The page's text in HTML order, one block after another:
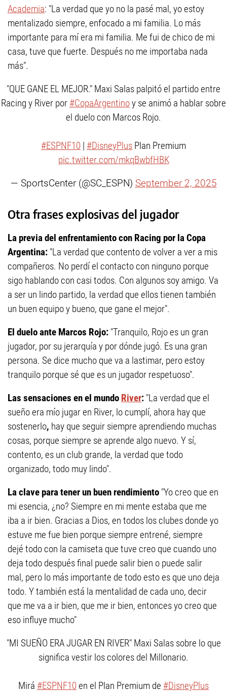
Academia: "La verdad que yo no la pasé mal, yo estoy
mentalizado siempre, enfocado a mi familia. Lo más
importante para mí era mi familia. Me fui de chico de mi
casa, tuve que fuerte. Después no me importaba nada
más".
"QUE GANE EL MEJOR." Maxi Salas palpitó el partido entre
Racing y River por #CopaArgentinoy se animó a hablar sobre
el duelo con Marcos Rojo.
#ESPNF10 | #DisneyPlus Plan Premium
pic.twitter.com/mkqBwbfHBK
— SportsCenter (@SC_ESPN) September 2, 2025
Otra frases explosivas del jugador
La previa del enfrentamiento con Racing por la Copa
Argentina: "La verdad que contento de volver a ver a mis
compañeros. No perdí el contacto con ninguno porque
sigo hablando con casi todos. Con algunos soy amigo. Va
a ser un lindo partido, la verdad que ellos tienen también
un buen equipo y bueno, que gane el mejor".
El duelo ante Marcos Rojo: "Tranquilo, Rojo es un gran
jugador, por su jerarquía y por dónde jugó. Es una gran
persona. Se dice mucho que va a lastimar, pero estoy
tranquilo porque sé que es un jugador respetuoso".
Las sensaciones en el mundo River: "La verdad que el
sueño era mío jugar en River, lo cumplí, ahora hay que
sostenerlo, hay que seguir siempre aprendiendo muchas
cosas, porque siempre se aprende algo nuevo. Y sí,
contento, es un club grande, la verdad que todo
organizado, todo muy lindo".
La clave para tener un buen rendimiento "Yo creo que en
mi esencia, ¿no? Siempre en mi mente estaba que me
iba a ir bien. Gracias a Dios, en todos los clubes donde yo
estuve me fue bien porque siempre entrené, siempre
dejé todo con la camiseta que tuve creo que cuando uno
deja todo después final puede salir bien o puede salir
mal, pero lo más importante de todo esto es que uno deja
todo. Y también está la mentalidad de cada uno, decir
que me va a ir bien, que me ir bien, entonces yo creo que
eso influye mucho"
"MI SUEÑO ERA JUGAR EN RIVER" Maxi Salas sobre lo que
significa vestir los colores del Millonario.
Mirá #ESPNF10en el Plan Premium de #DisneyPlus